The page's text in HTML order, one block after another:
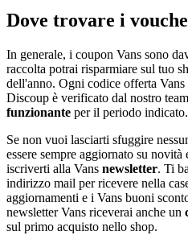
Dove trovare i
In generale, i coupon Vans sono
raccolta potrai risparmiare sul tuo
dell'anno. Ogni codice offerta
Discoup è verificato dal nostro
funzionante per il periodo indicato.
Se non vuoi lasciarti sfuggire
essere sempre aggiornato su
iscriverti alla Vans newsletter. Ti
indirizzo mail per ricevere nella
aggiornamenti e i Vans buoni
newsletter Vans riceverai anche un
sul primo acquisto nello shop.